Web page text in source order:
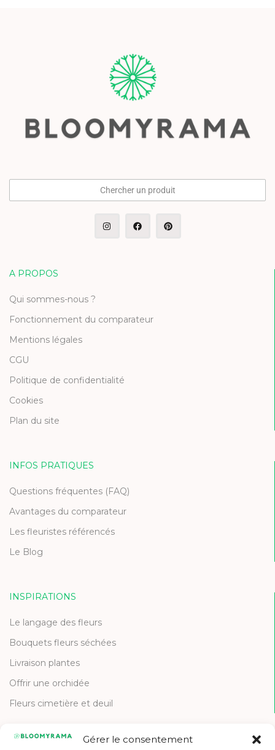
Gérer le consentement
Chercher un produit
A PROPOS
Qui sommes-nous ?
Fonctionnement du comparateur
Mentions légales
CGU
Politique de confidentialité
Cookies
Plan du site
INFOS PRATIQUES
Questions fréquentes (FAQ)
Avantages du comparateur
Les fleuristes référencés
Le Blog
INSPIRATIONS
Le langage des fleurs
Bouquets fleurs séchées
Livraison plantes
Offrir une orchidée
Fleurs cimetière et deuil